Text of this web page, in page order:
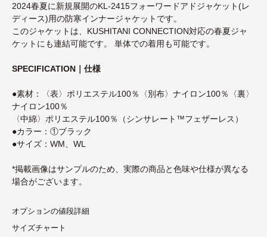
2024春夏に新規展開のKL-2415フォーワードアドジャケット(レ
ディース)用の防寒インナージャケットです。
このジャケットは、KUSHITANI CONNECTION対応の春夏ジャ
ケットにも連結可能です。 単体での着用も可能です。
SPECIFICATION｜仕様
●素材：〈表〉ポリエステル100％〈別布〉ナイロン100％〈裏〉
ナイロン100％
〈中綿〉ポリエステル100％（シンサレート™フェザーレス）
●カラー：①ブラック
●サイズ：WM、WL
*掲載画像はサンプルのため、実際の商品と色味や仕様が異なる
場合がございます。
オプションの値段詳細
サイズチャート